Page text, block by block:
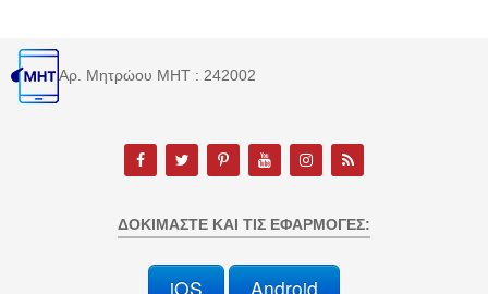
Αρ. Μητρώου MHT : 242002
ΔΟΚΙΜΆΣΤΕ ΚΑΙ ΤΙΣ ΕΦΑΡΜΟΓΈΣ:
iOS Android